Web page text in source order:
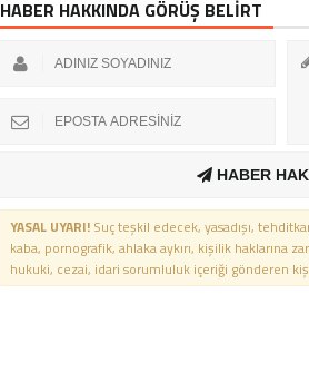
HABER HAKKINDA GÖRÜŞ BELİRT
HABER
YASAL UYARI! Suç teşkil edecek, yasadışı,
kaba, pornografik, ahlaka aykırı, kişilik
hukuki, cezai, idari sorumluluk içeriği gönderen